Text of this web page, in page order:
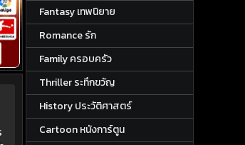
Fantasy เทพนิยาย
Romance รัก
Family ครอบครัว
Thriller ระทึกขวัญ
History ประวัติศาสตร์
Cartoon หนังการ์ตูน